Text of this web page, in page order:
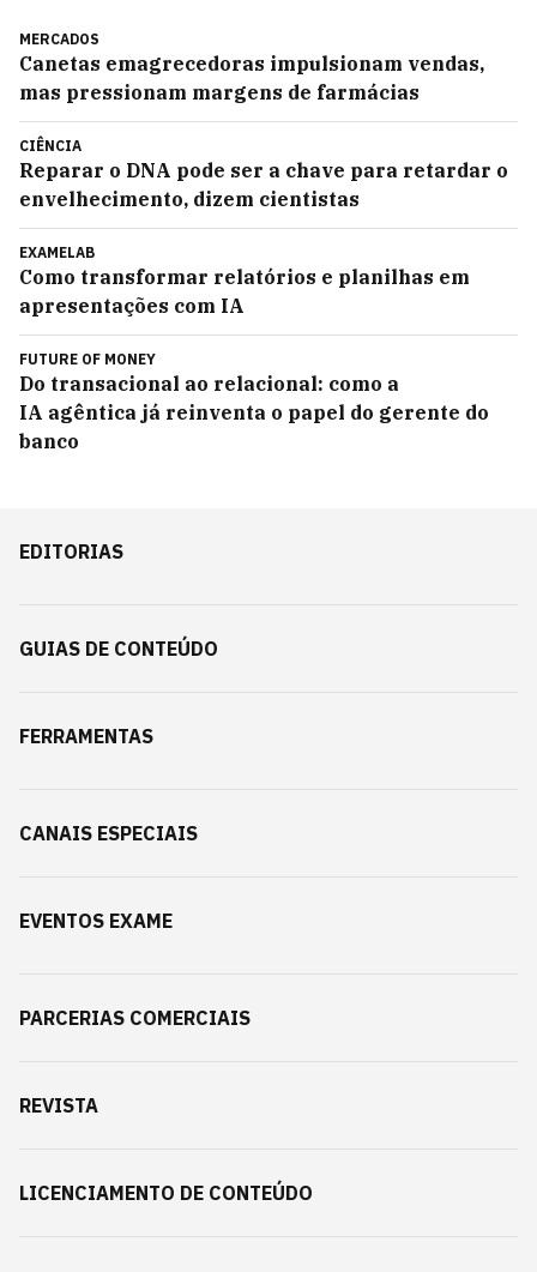
MERCADOS
Canetas emagrecedoras impulsionam vendas,
mas pressionam margens de farmácias
CIÊNCIA
Reparar o DNA pode ser a chave para retardar o
envelhecimento, dizem cientistas
EXAMELAB
Como transformar relatórios e planilhas em
apresentações com IA
FUTURE OF MONEY
Do transacional ao relacional: como a
IA agêntica já reinventa o papel do gerente do
banco
EDITORIAS
GUIAS DE CONTEÚDO
FERRAMENTAS
CANAIS ESPECIAIS
EVENTOS EXAME
PARCERIAS COMERCIAIS
REVISTA
LICENCIAMENTO DE CONTEÚDO